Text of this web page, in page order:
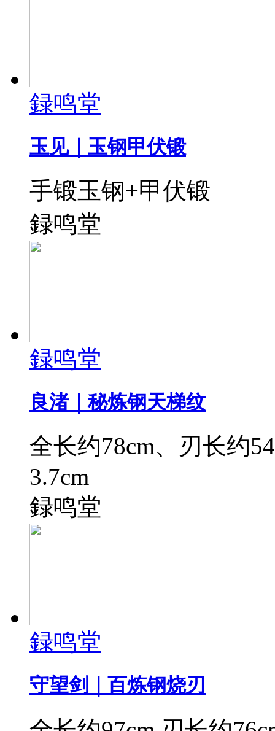
録鸣堂
玉见｜玉钢甲伏锻
手锻玉钢+甲伏锻
録鸣堂
録鸣堂
良渚｜秘炼钢天梯纹
全长约78cm、刃长约
3.7cm
録鸣堂
録鸣堂
守望剑｜百炼钢烧刃